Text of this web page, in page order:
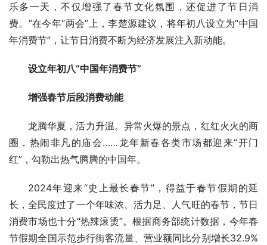
乐多一天，不仅增强了春节文化氛围，还促进了节日消
费。”在今年“两会”上，李楚源建议，将年初八设立为“中国
年消费节”，让节日消费不断为经济发展注入新动能。
设立年初八“中国年消费节”
增强春节后段消费动能
龙腾华夏，活力升温。异常火爆的景点，红红火火的商
圈，热闹非凡的庙会……龙年新春各类市场都迎来“开门
红”，勾勒出热气腾腾的中国年。
2024年迎来“史上最长春节”，得益于春节假期的延
长，全民度过了一个年味浓、活力足、人气旺的春节，节日
消费市场也十分“热辣滚烫”。根据商务部统计数据，今年春
节假期全国示范步行街客流量、营业额同比分别增长32.9%